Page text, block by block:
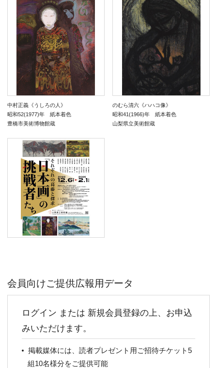
中村正義《うしろの人》
昭和52(1977)年 紙本着色
豊橋市美術博物館蔵
のむら清六《ハハコ像》
昭和41(1966)年 紙本着色
山梨県立美術館蔵
会員向けご提供広報用データ
ログイン または 新規会員登録の上、お申込
みいただけます。
掲載媒体には、読者プレゼント用ご招待チケット5
組10名様分をご提供可能